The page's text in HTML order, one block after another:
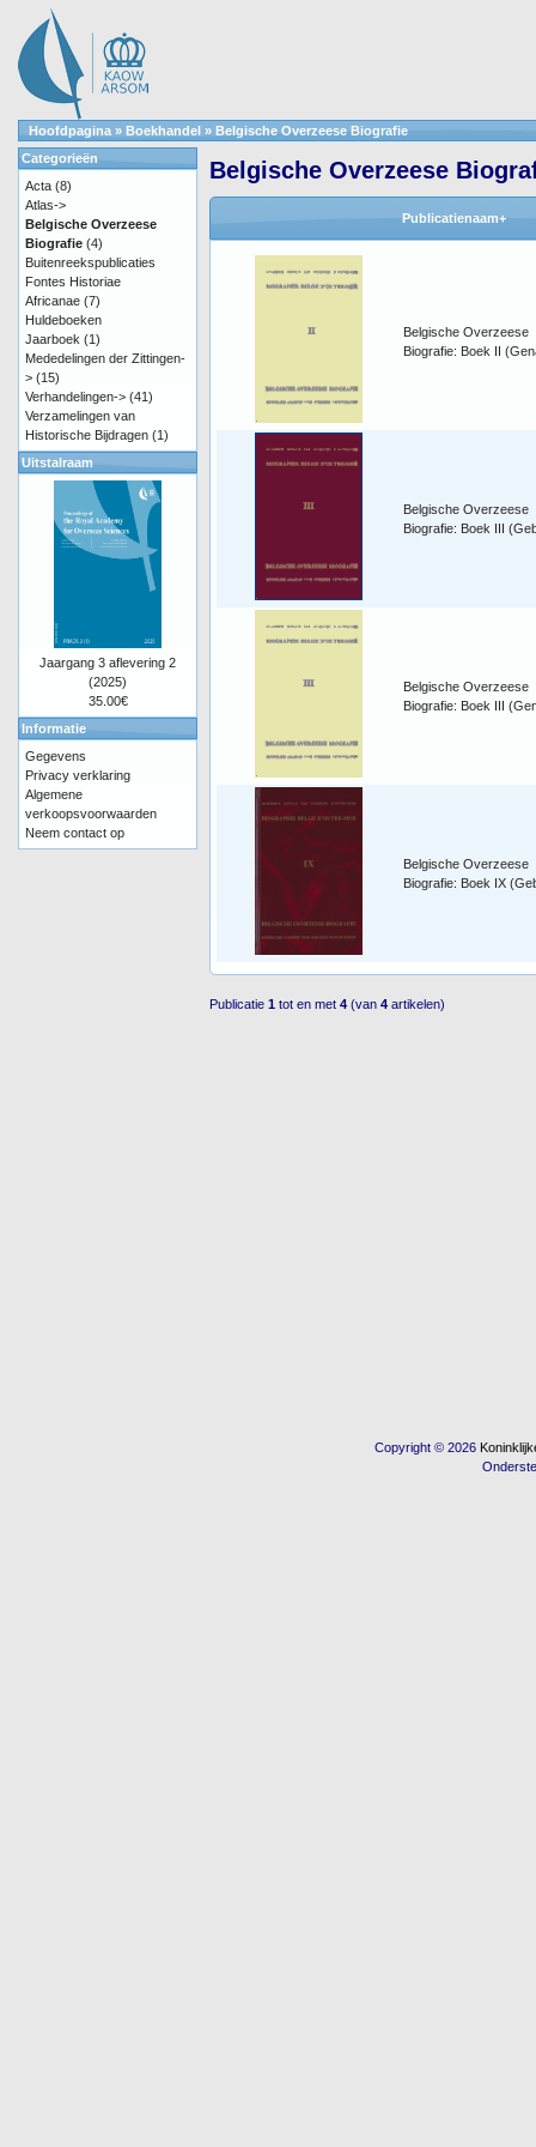
Hoofdpagina » Boekhandel » Belgische Overzeese Biografie
Belgische Overzeese
Publicatienaam+
Belgische Overzeese
Biografie: Boek II
Belgische Overzeese
Biografie: Boek III
Belgische Overzeese
Biografie: Boek III
Belgische Overzeese
Biografie: Boek IX
Publicatie 1 tot en met 4 (van 4 artikelen)
Categorieën
Acta (8)
Atlas->
Belgische Overzeese
Biografie (4)
Buitenreekspublicaties
Fontes Historiae
Africanae (7)
Huldeboeken
Jaarboek (1)
Mededelingen der Zittingen-
> (15)
Verhandelingen-> (41)
Verzamelingen van
Historische Bijdragen (1)
Uitstalraam
Jaargang 3 aflevering 2
(2025)
35.00€
Informatie
Gegevens
Privacy verklaring
Algemene
verkoopsvoorwaarden
Neem contact op
Copyright © 2026